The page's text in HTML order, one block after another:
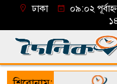
ঢাকা
০৯:০২